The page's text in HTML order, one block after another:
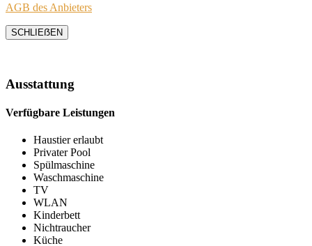
AGB des Anbieters
SCHLIEẞEN
Ausstattung
Verfügbare Leistungen
Haustier erlaubt
Privater Pool
Spülmaschine
Waschmaschine
TV
WLAN
Kinderbett
Nichtraucher
Küche